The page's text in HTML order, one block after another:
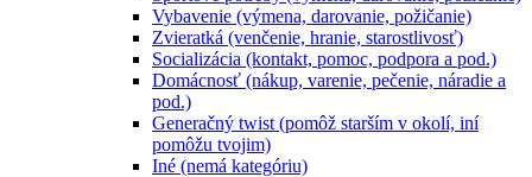
Vybavenie (výmena, darovanie, požičanie)
Zvieratká (venčenie, hranie, starostlivosť)
Socializácia (kontakt, pomoc, podpora a pod.)
Domácnosť (nákup, varenie, pečenie, náradie a
pod.)
Generačný twist (pomôž starším v okolí, iní
pomôžu tvojim)
Iné (nemá kategóriu)